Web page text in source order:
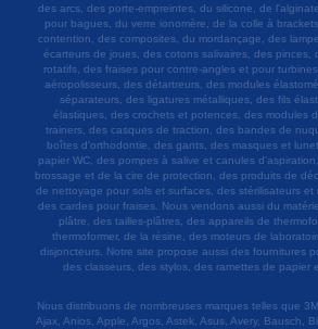
des arcs, des porte-empreintes, du silicone, de
pour bagues, du verre ionomère, de la colle à
contention, des composites, du mordançage, des
écarteurs de joues, des cotons salivaires, des pinces,
rotatifs, des fraises pour contre-angles et pour
aéropolisseurs, des détartreurs, des modules
séparateurs, des ligatures métalliques, des fils
élastiques, des crochets et potences, des modules
trainers, des casques de traction, des bandes de
boîtes d'orthodontie, des gants, des masques et
papier WC, des pompes à salive et canules
brossage et de la cire de protection, des produits de
de nettoyage pour sols et surfaces, des stérilisateurs et
des cardes pour fraises. Nous vendons aussi du
plâtre, des tailles-plâtres, des appareils de
thermoformer, de la résine, des moteurs de
disjoncteurs. Notre site propose aussi des fournitures
des classeurs, des stylos, des ramettes de papier
Nous distribuons de nombreuses marques telles que
Ajax, Anios, Apple, Argos, Astek, Asus, Avery, Bausch,